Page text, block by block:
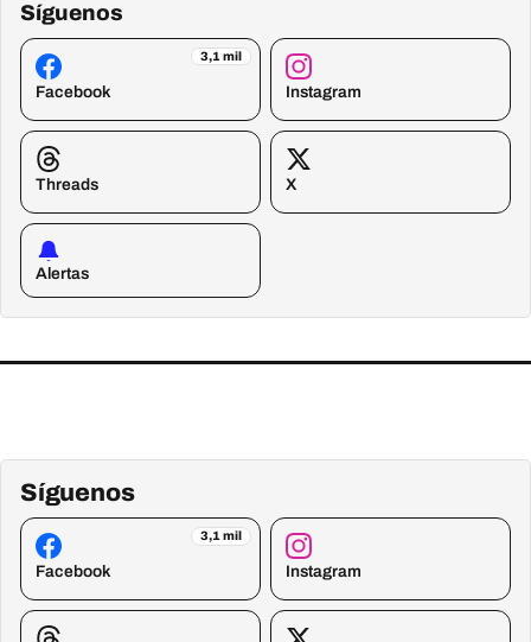
Síguenos
3,1 mil
Facebook Instagram
Threads X
Alertas
Síguenos
3,1 mil
Facebook Instagram